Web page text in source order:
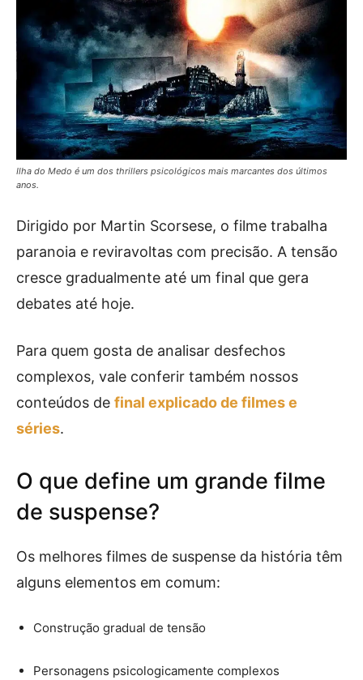
Ilha do Medo é um dos thrillers psicológicos mais marcantes dos últimos
anos.
Dirigido por Martin Scorsese, o filme trabalha
paranoia e reviravoltas com precisão. A tensão
cresce gradualmente até um final que gera
debates até hoje.
Para quem gosta de analisar desfechos
complexos, vale conferir também nossos
conteúdos de final explicado de filmes e
séries.
O que define um grande filme
de suspense?
Os melhores filmes de suspense da história têm
alguns elementos em comum:
Construção gradual de tensão
Personagens psicologicamente complexos